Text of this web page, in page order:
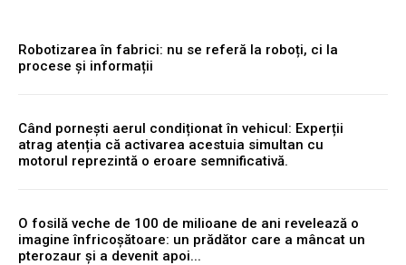
Robotizarea în fabrici: nu se referă la roboți, ci la
procese și informații
Când pornești aerul condiționat în vehicul: Experții
atrag atenția că activarea acestuia simultan cu
motorul reprezintă o eroare semnificativă.
O fosilă veche de 100 de milioane de ani revelează o
imagine înfricoșătoare: un prădător care a mâncat un
pterozaur și a devenit apoi...